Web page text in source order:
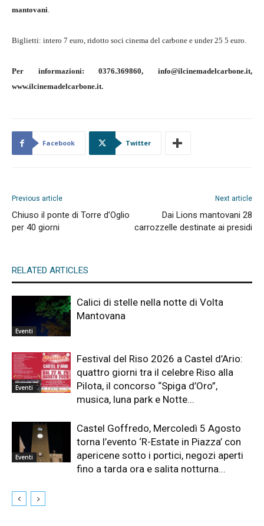
mantovani
Biglietti: intero 7 euro, ridotto soci cinema del carbone e under 25 5 euro.
Per informazioni: 0376.369860, info@ilcinemadelcarbone.it,
www.ilcinemadelcarbone.it.
Facebook Twitter
Previous article
Chiuso il ponte di Torre d’Oglio
per 40 giorni
Next article
Dai Lions mantovani 28
carrozzelle destinate ai presidi
RELATED ARTICLES
Eventi
Calici di stelle nella notte di Volta
Mantovana
Eventi
Festival del Riso 2026 a Castel d’Ario:
quattro giorni tra il celebre Riso alla
Pilota, il concorso “Spiga d’Oro”,
musica, luna park e Notte...
Eventi
Castel Goffredo, Mercoledì 5 Agosto
torna l’evento ‘R-Estate in Piazza’ con
apericene sotto i portici, negozi aperti
fino a tarda ora e salita notturna...